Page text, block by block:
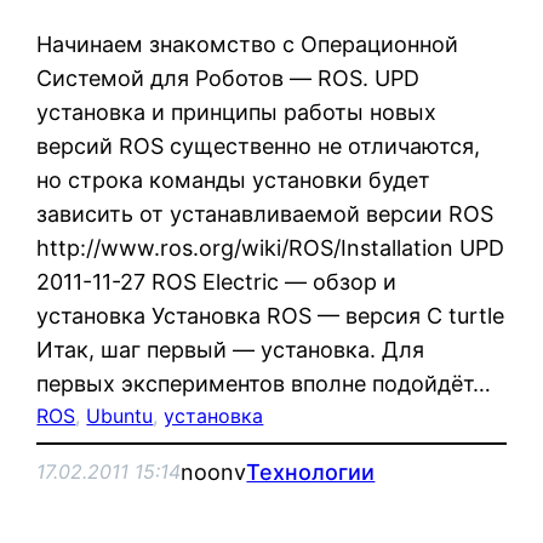
Начинаем знакомство с Операционной
Системой для Роботов — ROS. UPD
установка и принципы работы новых
версий ROS существенно не отличаются,
но строка команды установки будет
зависить от устанавливаемой версии ROS
http://www.ros.org/wiki/ROS/Installation UPD
2011-11-27 ROS Electric — обзор и
установка Установка ROS — версия C turtle
Итак, шаг первый — установка. Для
первых экспериментов вполне подойдёт…
ROS, Ubuntu, установка
17.02.2011 15:14noonvТехнологии